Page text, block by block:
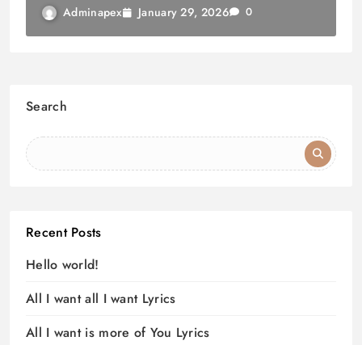
Adminapex January 29, 2026 0
Search
Recent Posts
Hello world!
All I want all I want Lyrics
All I want is more of You Lyrics